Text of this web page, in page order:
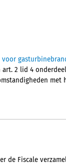
2 lid 4
met
de Fiscale